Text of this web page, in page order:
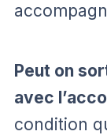
Peut on
avec
condition